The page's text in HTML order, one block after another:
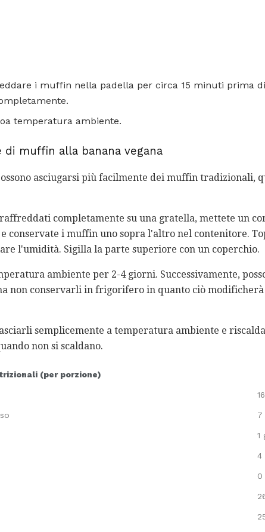
i muffin nella padella per circa 15 minuti prima
temperatura ambiente.
di muffin alla banana vegana
asciugarsi più facilmente dei muffin tradizionali,
raffreddati completamente su una gratella, mettete un
conservate i muffin uno sopra l'altro nel contenitore.
l'umidità. Sigilla la parte superiore con un coperchio.
ambiente per 2-4 giorni. Successivamente,
non conservarli in frigorifero in quanto ciò modificherà
semplicemente a temperatura ambiente e
non si scaldano.
(per porzione)
7
1
4
0